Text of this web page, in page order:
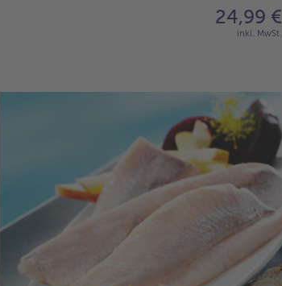
24,99 €
inkl. MwSt.